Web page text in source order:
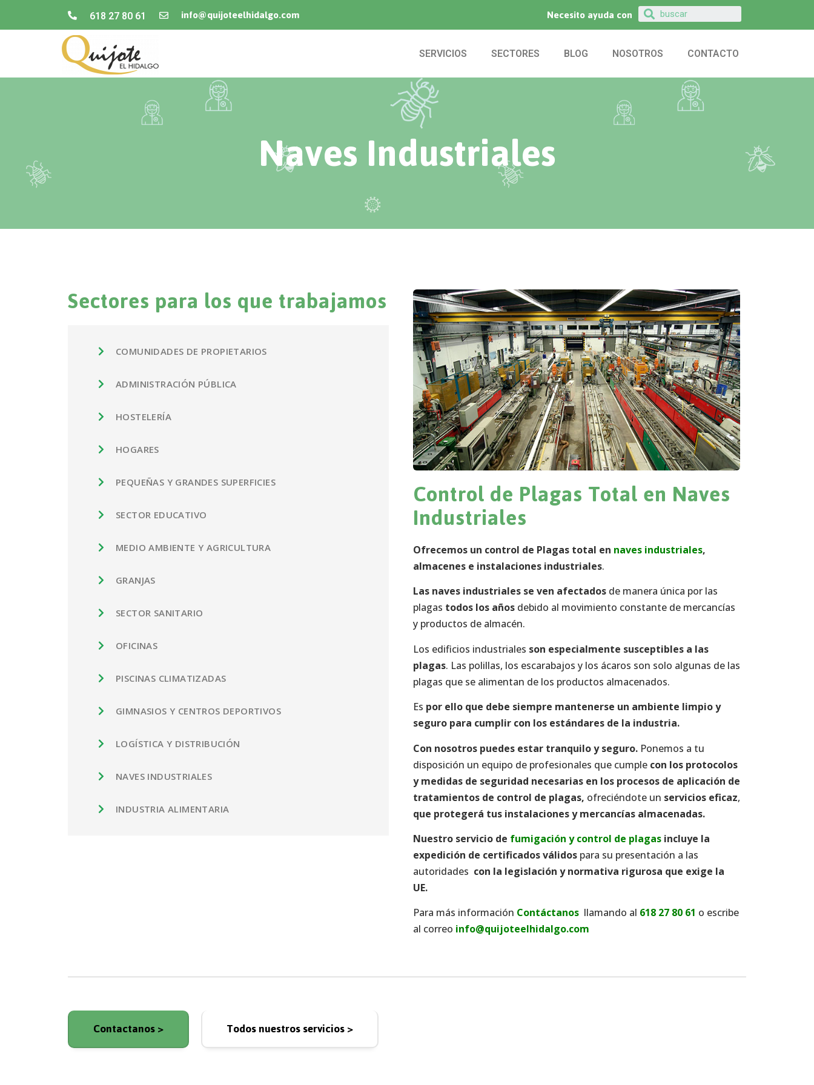
618 27 80 61 info@quijoteelhidalgo.com Necesito ayuda con
SERVICIOS SECTORES BLOG NOSOTROS CONTACTO
Naves Industriales
Sectores para los que trabajamos
COMUNIDADES DE PROPIETARIOS
ADMINISTRACIÓN PÚBLICA
HOSTELERÍA
HOGARES
PEQUEÑAS Y GRANDES SUPERFICIES
SECTOR EDUCATIVO
MEDIO AMBIENTE Y AGRICULTURA
GRANJAS
SECTOR SANITARIO
OFICINAS
PISCINAS CLIMATIZADAS
GIMNASIOS Y CENTROS DEPORTIVOS
LOGÍSTICA Y DISTRIBUCIÓN
NAVES INDUSTRIALES
INDUSTRIA ALIMENTARIA
Control de Plagas Total en Naves
Industriales
Ofrecemos un control de Plagas total en naves industriales,
almacenes e instalaciones industriales.
Las naves industriales se ven afectados de manera única por las
plagas todos los años debido al movimiento constante de mercancías
y productos de almacén.
Los edificios industriales son especialmente susceptibles a las
plagas. Las polillas, los escarabajos y los ácaros son solo algunas de las
plagas que se alimentan de los productos almacenados.
Es por ello que debe siempre mantenerse un ambiente limpio y
seguro para cumplir con los estándares de la industria.
Con nosotros puedes estar tranquilo y seguro. Ponemos a tu
disposición un equipo de profesionales que cumple con los protocolos
y medidas de seguridad necesarias en los procesos de aplicación de
tratamientos de control de plagas, ofreciéndote un servicios eficaz,
que protegerá tus instalaciones y mercancías almacenadas.
Nuestro servicio de fumigación y control de plagas incluye la
expedición de certificados válidos para su presentación a las
autoridades con la legislación y normativa rigurosa que exige la
UE.
Para más información Contáctanos llamando al 618 27 80 61 o escribe
al correo info@quijoteelhidalgo.com
Contactanos > Todos nuestros servicios >